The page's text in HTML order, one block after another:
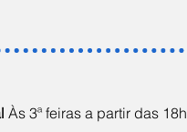
Às 3ª feiras a partir das 18h